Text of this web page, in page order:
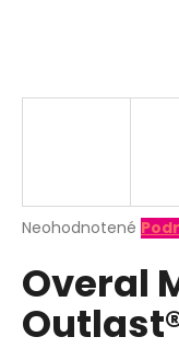
Priemerné
produktu
je
0,0
z
Neohodnotené
Overal